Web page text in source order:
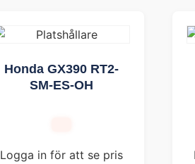
Honda GX390 RT2-
SM-ES-OH
Logga in för att se pris